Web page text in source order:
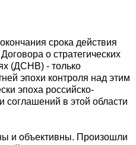
срока действия
о стратегических
(ДСНВ) - только
эпохи контроля над этим
эпоха российско-
соглашений в этой области
и объективны. Произошли